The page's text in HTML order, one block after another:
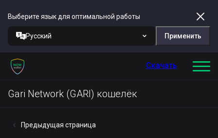
Выберите язык для оптимальной работы
Русский Применить
Скачать
Gari Network (GARI) кошелёк
Предыдущая страница